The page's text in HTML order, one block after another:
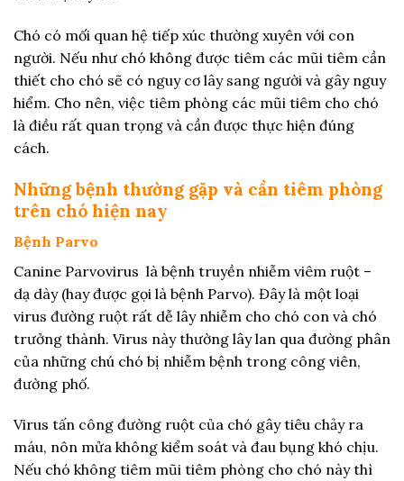
Chó có mối quan hệ tiếp xúc thường xuyên với con
người. Nếu như chó không được tiêm các mũi tiêm cần
thiết cho chó sẽ có nguy cơ lây sang người và gây nguy
hiểm. Cho nên, việc tiêm phòng các mũi tiêm cho chó
là điều rất quan trọng và cần được thực hiện đúng
cách.
Những bệnh thường gặp và cần tiêm phòng
trên chó hiện nay
Bệnh Parvo
Canine Parvovirus là bệnh truyền nhiễm viêm ruột –
dạ dày (hay được gọi là bệnh Parvo). Đây là một loại
virus đường ruột rất dễ lây nhiễm cho chó con và chó
trưởng thành. Virus này thường lây lan qua đường phân
của những chú chó bị nhiễm bệnh trong công viên,
đường phố.
Virus tấn công đường ruột của chó gây tiêu chảy ra
máu, nôn mửa không kiểm soát và đau bụng khó chịu.
Nếu chó không tiêm mũi tiêm phòng cho chó này thì